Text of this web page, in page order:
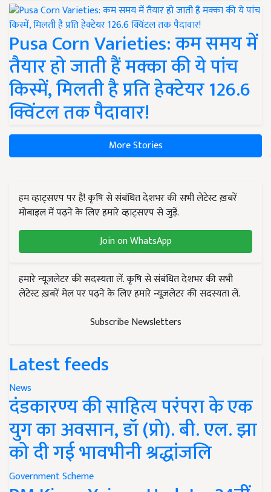
Pusa Corn Varieties: कम समय में
तैयार हो जाती हैं मक्का की ये पांच
किस्में, मिलती है प्रति हेक्टेयर 126.6
क्विंटल तक पैदावार!
More Stories
हम व्हाट्सएप पर हैं! कृषि से संबंधित देशभर की सभी लेटेस्ट ख़बरें
मोबाइल में पढ़ने के लिए हमारे व्हाट्सएप से जुड़ें.
Join on WhatsApp
हमारे न्यूज़लेटर की सदस्यता लें. कृषि से संबंधित देशभर की सभी
लेटेस्ट ख़बरें मेल पर पढ़ने के लिए हमारे न्यूज़लेटर की सदस्यता लें.
Subscribe Newsletters
Latest feeds
News
दंडकारण्य की साहित्य परंपरा के एक
युग का अवसान, डॉ (प्रो). बी. एल. झा
को दी गई भावभीनी श्रद्धांजलि
Government Scheme